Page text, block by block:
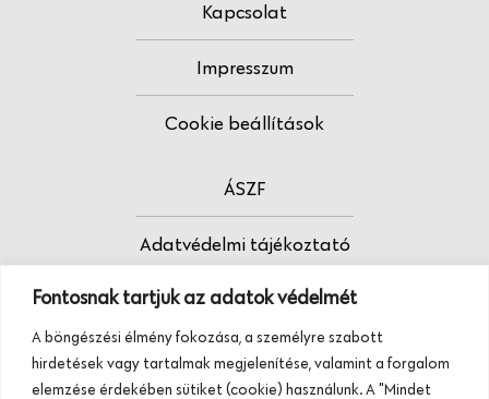
Fontosnak tartjuk az adatok védelmét
A böngészési élmény fokozása, a személyre szabott
hirdetések vagy tartalmak megjelenítése, valamint a forgalom
elemzése érdekében sütiket (cookie) használunk. A "Mindet
Kapcsolat
Impresszum
Cookie beállítások
ÁSZF
Adatvédelmi tájékoztató
Fodrász vagy?
Tudj meg többet termékeinkről, szolgáltatásainkról.
Hívj minket, vagy üzenj nekünk ezen a